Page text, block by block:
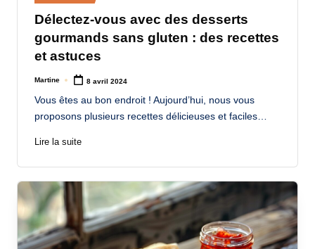
in
Délectez-vous avec des desserts
gourmands sans gluten : des recettes
et astuces
Posted
Martine 8 avril 2024
Vous êtes au bon endroit ! Aujourd’hui, nous vous
proposons plusieurs recettes délicieuses et faciles…
Lire la suite